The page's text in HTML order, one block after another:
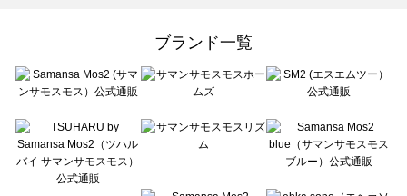
Te chichi（テチチ）の一覧
Te chichi CLASSIC（テチチ クラシック）の一覧
Lugnoncure（ルノンキュール）の一覧
BETTY'S BLUE（べティーズブルー）の一覧
Wpc.（ワールドパーティー）の一覧
ブランド一覧